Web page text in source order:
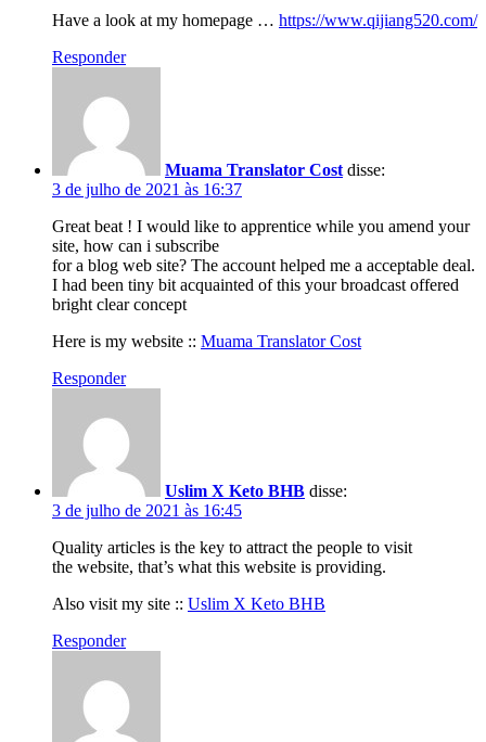
Have a look at my homepage … https://www.qijiang520.com/
Responder
Muama Translator Cost disse:
3 de julho de 2021 às 16:37
Great beat ! I would like to apprentice while you amend your
site, how can i subscribe
for a blog web site? The account helped me a acceptable deal.
I had been tiny bit acquainted of this your broadcast offered
bright clear concept
Here is my website :: Muama Translator Cost
Responder
Uslim X Keto BHB disse:
3 de julho de 2021 às 16:45
Quality articles is the key to attract the people to visit
the website, that’s what this website is providing.
Also visit my site :: Uslim X Keto BHB
Responder